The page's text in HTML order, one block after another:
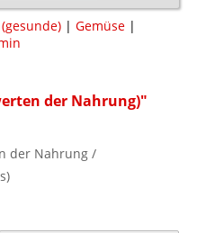
| Gemüse |
der Nahrung)"
der Nahrung /